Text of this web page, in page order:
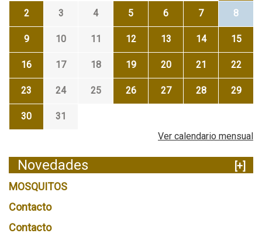
2 3 4 5 6 7 8
9 10 11 12 13 14 15
16 17 18 19 20 21 22
23 24 25 26 27 28 29
30
31
Ver calendario mensual
Novedades
[+]
MOSQUITOS
Contacto
Contacto